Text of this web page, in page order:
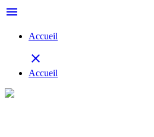
menu
Accueil
close
Accueil